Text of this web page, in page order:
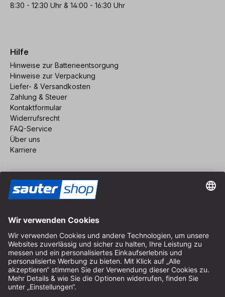
8:30 - 12:30 Uhr & 14:00 - 16:30 Uhr
Hilfe
Hinweise zur Batterieentsorgung
Hinweise zur Verpackung
Liefer- & Versandkosten
Zahlung & Steuer
Kontaktformular
Widerrufsrecht
FAQ-Service
Über uns
Karriere
Impressum
AGB
Datenschutz
Cookie-Einstellungen